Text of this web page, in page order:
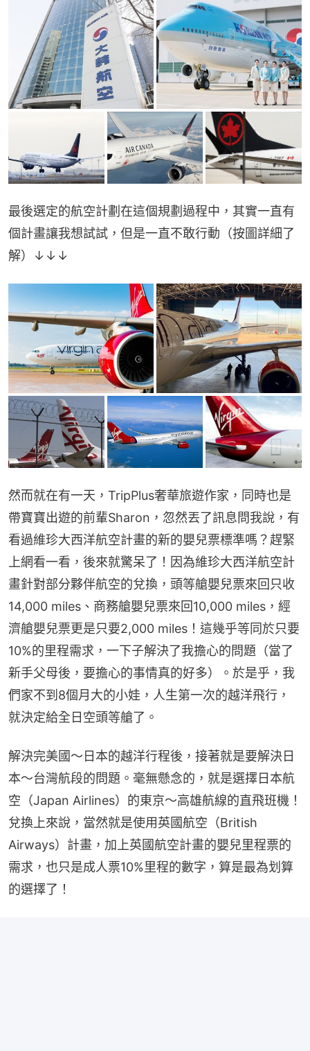
最後選定的航空計劃在這個規劃過程中，其實一直有
個計畫讓我想試試，但是一直不敢行動（按圖詳細了
解）↓↓↓
然而就在有一天，TripPlus奢華旅遊作家，同時也是
帶寶寶出遊的前輩Sharon，忽然丟了訊息問我說，有
看過維珍大西洋航空計畫的新的嬰兒票標準嗎？趕緊
上網看一看，後來就驚呆了！因為維珍大西洋航空計
畫針對部分夥伴航空的兌換，頭等艙嬰兒票來回只收
14,000 miles、商務艙嬰兒票來回10,000 miles，經
濟艙嬰兒票更是只要2,000 miles！這幾乎等同於只要
10%的里程需求，一下子解決了我擔心的問題（當了
新手父母後，要擔心的事情真的好多）。於是乎，我
們家不到8個月大的小娃，人生第一次的越洋飛行，
就決定給全日空頭等艙了。
解決完美國～日本的越洋行程後，接著就是要解決日
本～台灣航段的問題。毫無懸念的，就是選擇日本航
空（Japan Airlines）的東京～高雄航線的直飛班機！
兌換上來說，當然就是使用英國航空（British
Airways）計畫，加上英國航空計畫的嬰兒里程票的
需求，也只是成人票10%里程的數字，算是最為划算
的選擇了！